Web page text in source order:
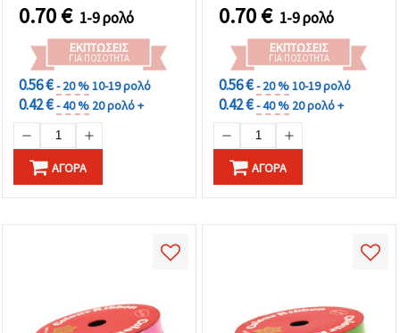
0.70€ 1-9 ρολό
ΕΚΠΤΏΣΕΙΣ
ΓΙΑ ΠΟΣΌΤΗΤΑ
0.56 €- 20 %10-19 ρολό
0.42 €- 40 % 20 ρολό +
ΑΓΟΡΆ
0.70€ 1-9 ρολό
ΕΚΠΤΏΣΕΙΣ
ΓΙΑ ΠΟΣΌΤΗΤΑ
0.56 €- 20 %10-19 ρολό
0.42 €- 40 % 20 ρολό +
ΑΓΟΡΆ